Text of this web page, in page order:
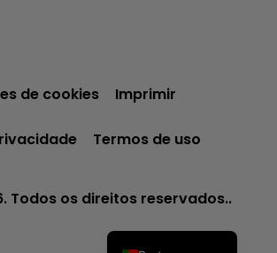
de cookies Imprimir
Termos de uso
Todos os direitos reservados..
French
Italian